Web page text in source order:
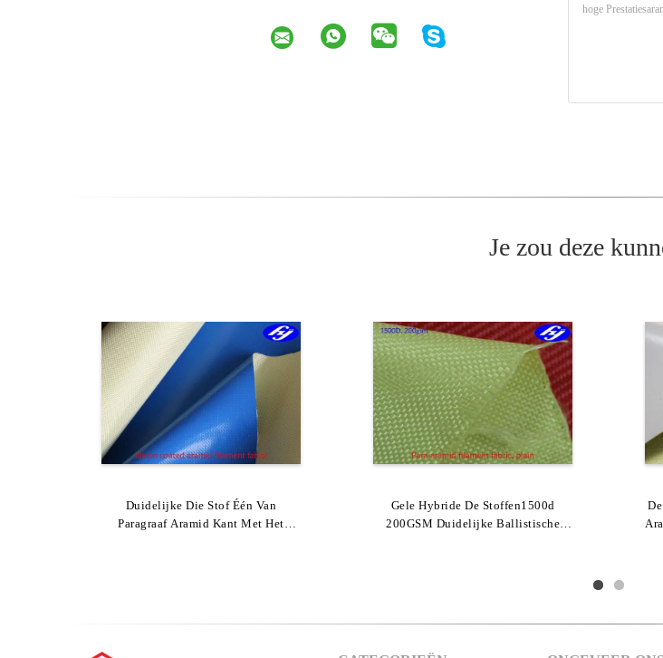
Je zou deze
Duidelijke Die Stof Één Van
Paragraaf Aramid Kant Met Het
Gele Hybride De Stoffen1500d
200GSM Duidelijke Ballistische
Lichtgewichtaramid-Chemische
Bestand Van De Vezelstof 250gsm
De Koolstofvezel 1000D 200GSM
Van Aramid Van Het Kogelbewijs